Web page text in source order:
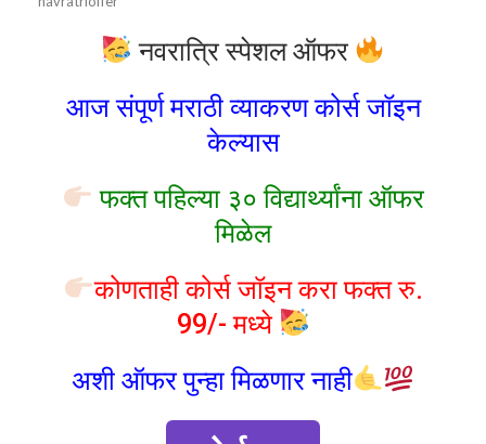
नवरात्रि स्पेशल ऑफर
आज संपूर्ण मराठी व्याकरण कोर्स जॉइन
केल्यास
फक्त पहिल्या ३० विद्यार्थ्यांना ऑफर
मिळेल
कोणताही कोर्स जॉइन करा फक्त रु.
99/- मध्ये
अशी ऑफर पुन्हा मिळणार नाही